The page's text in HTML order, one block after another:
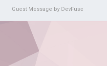
Guest Message by DevFuse